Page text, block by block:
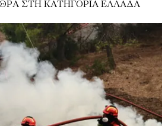
ΣΤΗ ΚΑΤΗΓΟΡΊΑ ΕΛΛΆΔΑ